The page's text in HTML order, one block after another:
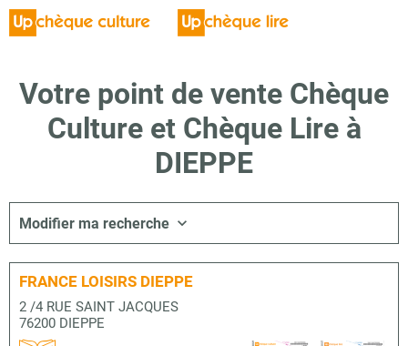
Votre point de vente Chèque
Culture et Chèque Lire à
DIEPPE
Modifier ma recherche
FRANCE LOISIRS DIEPPE
2 /4 RUE SAINT JACQUES
76200 DIEPPE